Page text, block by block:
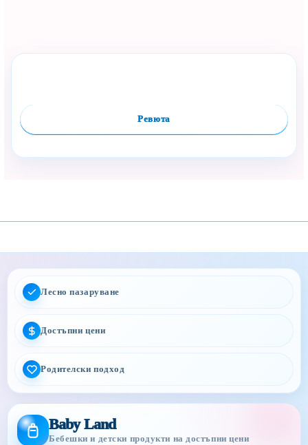
Ревюта
Лесно пазаруване
Достъпни цени
Родителски подход
Baby Land
Бебешки и детски продукти на достъпни цени